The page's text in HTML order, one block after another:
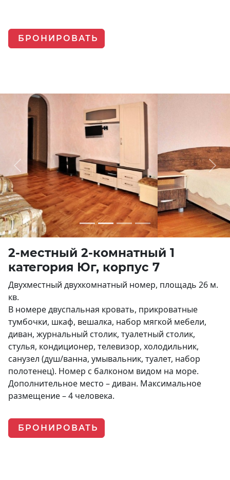
БРОНИРОВАТЬ
Previous Next
2-местный 2-комнатный 1
категория Юг, корпус 7
Двухместный двухкомнатный номер, площадь 26 м.
кв.
В номере двуспальная кровать, прикроватные
тумбочки, шкаф, вешалка, набор мягкой мебели,
диван, журнальный столик, туалетный столик,
стулья, кондиционер, телевизор, холодильник,
санузел (душ/ванна, умывальник, туалет, набор
полотенец). Номер с балконом видом на море.
Дополнительное место – диван. Максимальное
размещение – 4 человека.
БРОНИРОВАТЬ